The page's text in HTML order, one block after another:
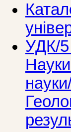
УДК/5